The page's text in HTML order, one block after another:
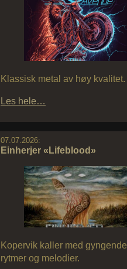
Klassisk metal av høy kvalitet.
Les hele…
07.07.2026:
Einherjer «Lifeblood»
Kopervik kaller med gyngende
rytmer og melodier.